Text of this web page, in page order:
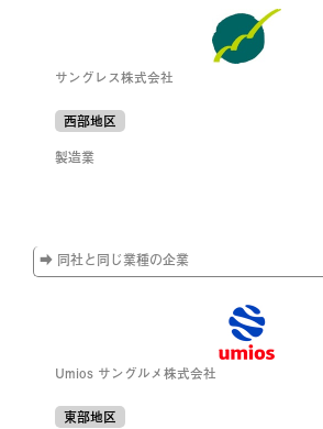
サングレス株式会社
西部地区
製造業
➡ 同社と同じ業種の企業
Umios サングルメ株式会社
東部地区